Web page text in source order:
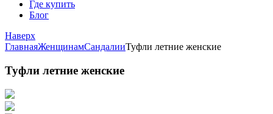
Где купить
Блог
Наверх
ГлавнаяЖенщинамСандалииТуфли летние женские
Туфли летние женские